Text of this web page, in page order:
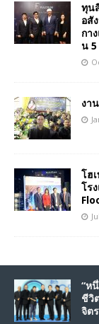
ทุน
อสั
กา
น
งา
โฮ
โร
“ห
ชีวิ
จิต